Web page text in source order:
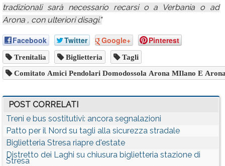
tradizionali sarà necessario recarsi o a Verbania o ad
Arona , con ulteriori disagi."
Facebook Twitter Google+ Pinterest
Trenitalia Biglietteria Tagli
Comitato Amici Pendolari Domodossola Arona MIlano E
POST CORRELATI
Treni e bus sostitutivi: ancora segnalazioni
Patto per il Nord su tagli alla sicurezza stradale
Biglietteria Stresa riapre d'estate
Distretto dei Laghi su chiusura biglietteria stazione di
Stresa